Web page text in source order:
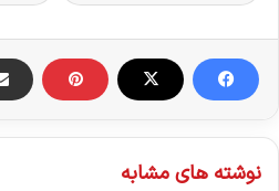
نوشته های مشابه